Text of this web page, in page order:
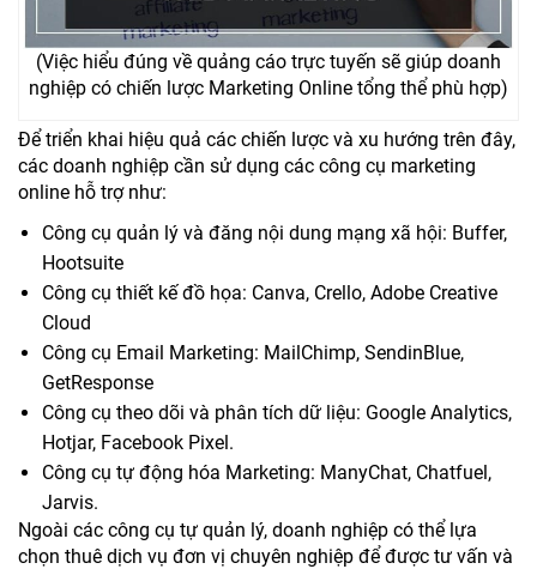
(Việc hiểu đúng về quảng cáo trực tuyến sẽ giúp doanh
nghiệp có chiến lược Marketing Online tổng thể phù hợp)
Để triển khai hiệu quả các chiến lược và xu hướng trên đây,
các doanh nghiệp cần sử dụng các công cụ marketing
online hỗ trợ như:
Công cụ quản lý và đăng nội dung mạng xã hội: Buffer,
Hootsuite
Công cụ thiết kế đồ họa: Canva, Crello, Adobe Creative
Cloud
Công cụ Email Marketing: MailChimp, SendinBlue,
GetResponse
Công cụ theo dõi và phân tích dữ liệu: Google Analytics,
Hotjar, Facebook Pixel.
Công cụ tự động hóa Marketing: ManyChat, Chatfuel,
Jarvis.
Ngoài các công cụ tự quản lý, doanh nghiệp có thể lựa
chọn thuê dịch vụ đơn vị chuyên nghiệp để được tư vấn và